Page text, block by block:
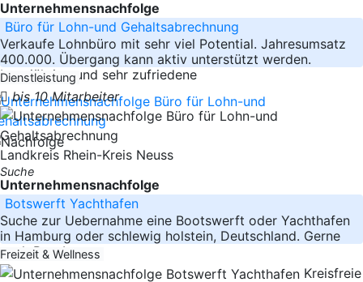
Unternehmensnachfolge
Büro für Lohn-und Gehaltsabrechnung
Verkaufe Lohnbüro mit sehr viel Potential. Jahresumsatz
400.000. Übergang kann aktiv unterstützt werden.
Langjährige und sehr zufriedene
Dienstleistung
bis 10 Mitarbeiter
Landkreis Rhein-Kreis Neuss
Suche
Unternehmensnachfolge
Botswerft Yachthafen
Suche zur Uebernahme eine Bootswerft oder Yachthafen
in Hamburg oder schlewig holstein, Deutschland. Gerne
auch Bootbau
Freizeit & Wellness
Kreisfreie